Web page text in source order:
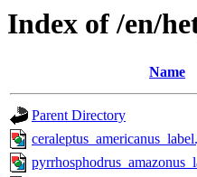
Index of /en/
Name
Parent Directory